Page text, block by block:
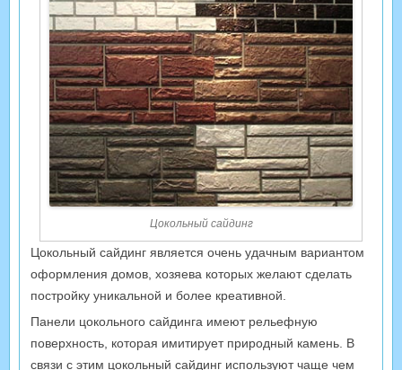
Цокольный сайдинг
Цокольный сайдинг является очень удачным вариантом
оформления домов, хозяева которых желают сделать
постройку уникальной и более креативной.
Панели цокольного сайдинга имеют рельефную
поверхность, которая имитирует природный камень. В
связи с этим цокольный сайдинг используют чаще чем